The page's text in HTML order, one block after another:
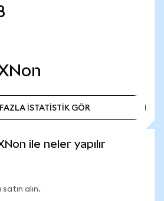
İSTATİSTİK GÖR
ile neler yapılır
alın.